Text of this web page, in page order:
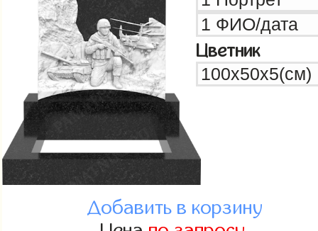
Цветник
Добавить в корзину